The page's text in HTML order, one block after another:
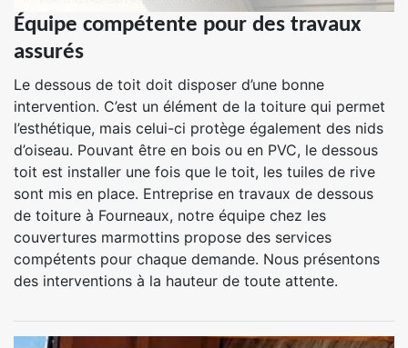
Équipe compétente pour des travaux
assurés
Le dessous de toit doit disposer d’une bonne
intervention. C’est un élément de la toiture qui permet
l’esthétique, mais celui-ci protège également des nids
d’oiseau. Pouvant être en bois ou en PVC, le dessous
toit est installer une fois que le toit, les tuiles de rive
sont mis en place. Entreprise en travaux de dessous
de toiture à Fourneaux, notre équipe chez les
couvertures marmottins propose des services
compétents pour chaque demande. Nous présentons
des interventions à la hauteur de toute attente.